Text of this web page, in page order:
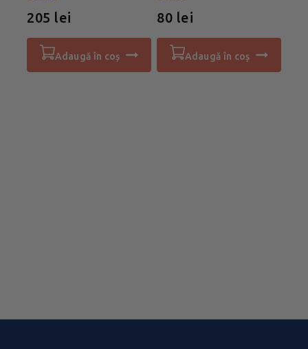
0
din
205 lei
adaugă în coș
0
din
80 lei
adaugă în coș